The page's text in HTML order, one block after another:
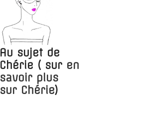
Au sujet de
Chérie ( sur en
savoir plus
sur Chérie)